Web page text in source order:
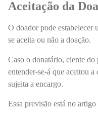
Aceitação da
O doador pode estabelecer
se aceita ou não a doação.
Caso o donatário, ciente do
entender-se-á que aceitou a
sujeita a encargo.
Essa previsão está no